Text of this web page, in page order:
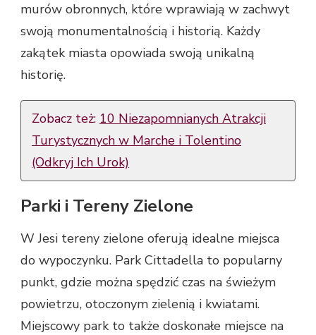
murów obronnych, które wprawiają w zachwyt
swoją monumentalnością i historią. Każdy
zakątek miasta opowiada swoją unikalną
historię.
Zobacz też: 10 Niezapomnianych Atrakcji
Turystycznych w Marche i Tolentino
(Odkryj Ich Urok)
Parki i Tereny Zielone
W Jesi tereny zielone oferują idealne miejsca
do wypoczynku. Park Cittadella to popularny
punkt, gdzie można spędzić czas na świeżym
powietrzu, otoczonym zielenią i kwiatami.
Miejscowy park to także doskonałe miejsce na